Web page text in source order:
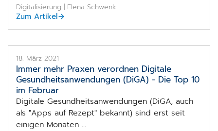
Digitalisierung | Elena Schwenk
Zum Artikel
18. März 2021
Immer mehr Praxen verordnen Digitale
Gesundheits­anwendungen (DiGA) - Die Top 10
im Februar
Digitale Gesundheitsanwendungen (DiGA, auch
als "Apps auf Rezept" bekannt) sind erst seit
einigen Monaten ...